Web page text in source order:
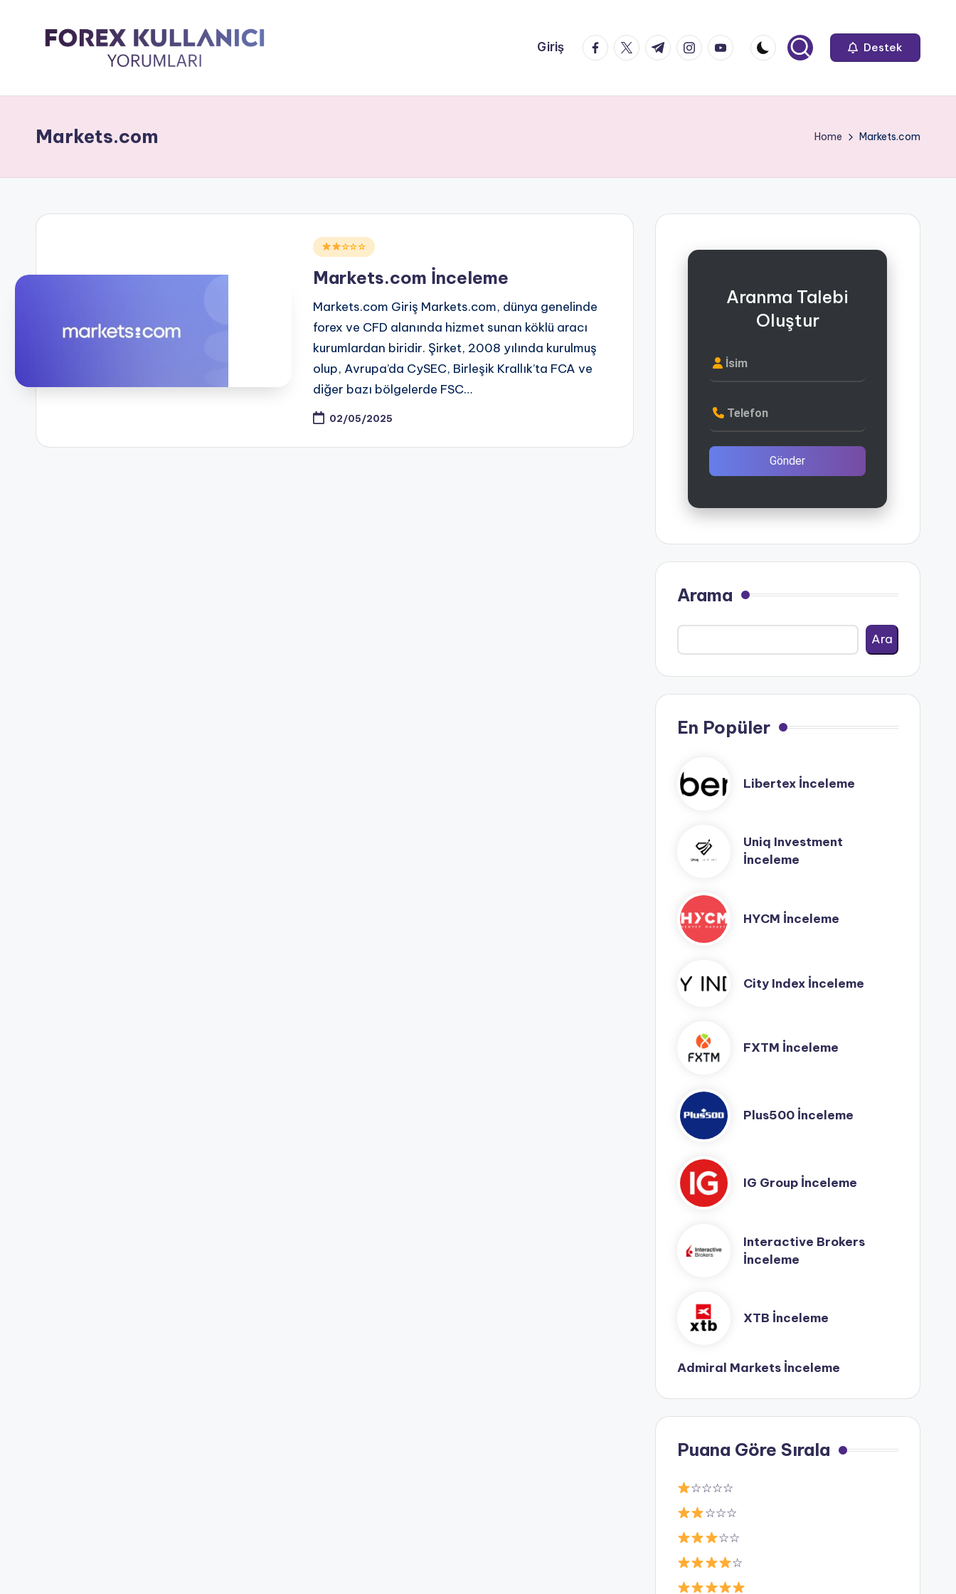
Giriş facebook.com
twitter.com
t.me instagram.com
youtube.com Destek
Markets.com Home Markets.com
Posted☆☆☆
Markets.com İnceleme
Markets.com Giriş Markets.com, dünya genelinde
forex ve CFD alanında hizmet sunan köklü aracı
kurumlardan biridir. Şirket, 2008 yılında kurulmuş
olup, Avrupa’da CySEC, Birleşik Krallık’ta FCA ve
diğer bazı bölgelerde FSC…
02/05/2025
Aranma Talebi
Oluştur
İsim
Telefon
Gönder
Arama
Ara
En Popüler
Libertex İnceleme
Uniq Investment
İnceleme
HYCM İnceleme
City Index İnceleme
FXTM İnceleme
Plus500 İnceleme
IG Group İnceleme
Interactive Brokers
İnceleme
XTB İnceleme
Admiral Markets İnceleme
Puana Göre Sırala
☆☆☆☆
☆☆☆
☆☆
☆